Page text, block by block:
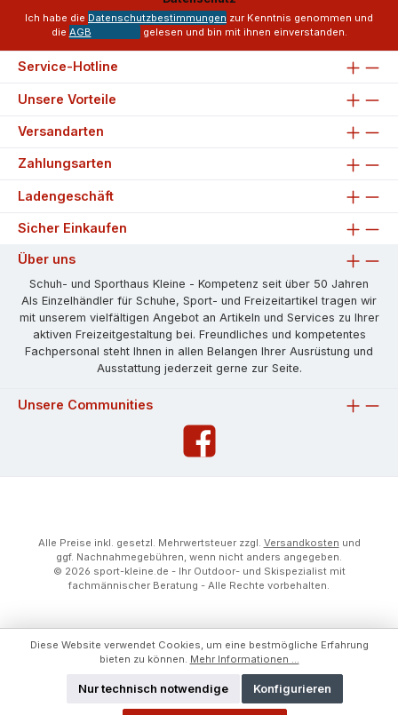
*
Ich habe die Datenschutzbestimmungen zur Kenntnis genommen und
die AGB gelesen und bin mit ihnen einverstanden.
Service-Hotline
Unsere Vorteile
Versandarten
Zahlungsarten
Ladengeschäft
Sicher Einkaufen
Über uns
Schuh- und Sporthaus Kleine - Kompetenz seit über 50 Jahren
Als Einzelhändler für Schuhe, Sport- und Freizeitartikel tragen wir
mit unserem vielfältigen Angebot an Artikeln und Services zu Ihrer
aktiven Freizeitgestaltung bei. Freundliches und kompetentes
Fachpersonal steht Ihnen in allen Belangen Ihrer Ausrüstung und
Ausstattung jederzeit gerne zur Seite.
Unsere Communities
Alle Preise inkl. gesetzl. Mehrwertsteuer zzgl. Versandkosten und
ggf. Nachnahmegebühren, wenn nicht anders angegeben.
© 2026 sport-kleine.de - Ihr Outdoor- und Skispezialist mit
fachmännischer Beratung - Alle Rechte vorbehalten.
Diese Website verwendet Cookies, um eine bestmögliche Erfahrung
bieten zu können. Mehr Informationen ...
Nur technisch notwendige Konfigurieren